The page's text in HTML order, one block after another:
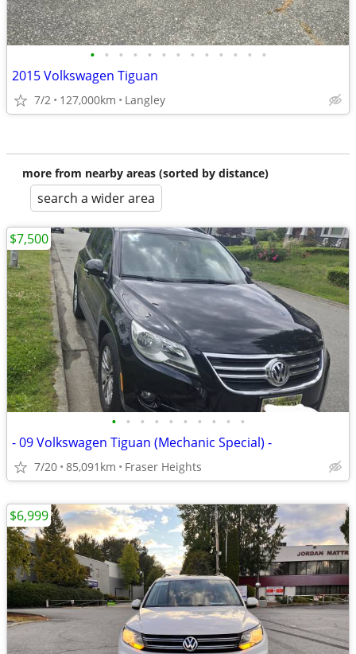
• • • • • • • • • • • • •
2015 Volkswagen Tiguan
7/2 127,000km Langley
more from nearby areas (sorted by distance)
search a wider area
• • • • • • • • • •
- 09 Volkswagen Tiguan (Mechanic Special) -
7/20 85,091km Fraser Heights
$7,500
$6,999